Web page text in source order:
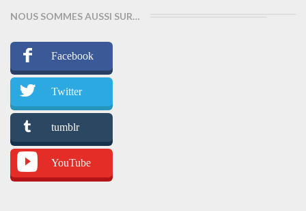
NOUS SOMMES AUSSI SUR…
Facebook
Twitter
tumblr
YouTube